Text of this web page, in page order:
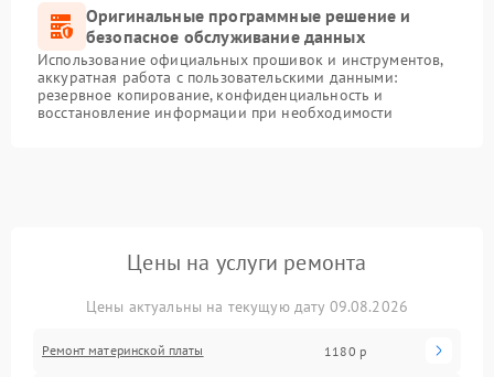
Оригинальные программные решение и
безопасное обслуживание данных
Использование официальных прошивок и инструментов,
аккуратная работа с пользовательскими данными:
резервное копирование, конфиденциальность и
восстановление информации при необходимости
Цены на услуги ремонта
Цены актуальны на текущую дату 09.08.2026
Ремонт материнской платы 1180 р